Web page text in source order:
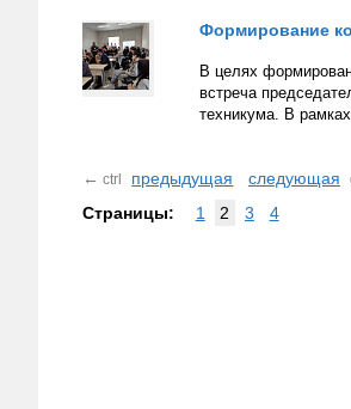
Формирование
В целях
встреча
техникума. В
← ctrl предыдущая следующая
Страницы:
1 2 3 4